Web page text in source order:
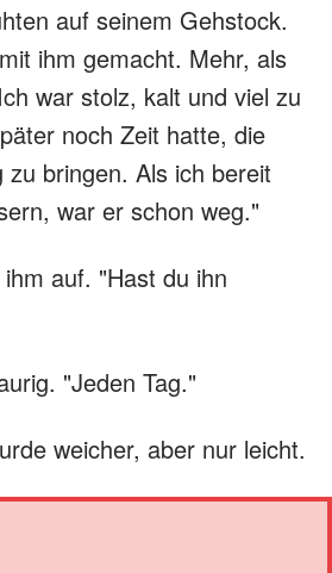
auf seinem Gehstock.
ihm gemacht. Mehr, als
war stolz, kalt und viel zu
noch Zeit hatte, die
zu bringen. Als ich bereit
war er schon weg."
auf. "Hast du ihn
"Jeden Tag."
weicher, aber nur leicht.